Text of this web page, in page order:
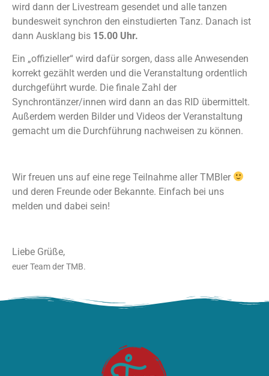
wird dann der Livestream gesendet und alle tanzen
bundesweit synchron den einstudierten Tanz. Danach ist
dann Ausklang bis 15.00 Uhr.
Ein „offizieller“ wird dafür sorgen, dass alle Anwesenden
korrekt gezählt werden und die Veranstaltung ordentlich
durchgeführt wurde. Die finale Zahl der
Synchrontänzer/innen wird dann an das RID übermittelt.
Außerdem werden Bilder und Videos der Veranstaltung
gemacht um die Durchführung nachweisen zu können.
Wir freuen uns auf eine rege Teilnahme aller TMBler
und deren Freunde oder Bekannte. Einfach bei uns
melden und dabei sein!
Liebe Grüße,
euer Team der TMB.